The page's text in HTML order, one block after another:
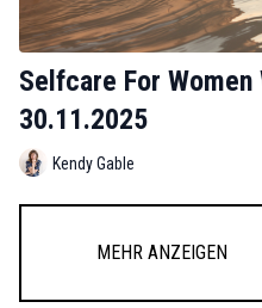
Selfcare For
30.11.2025
Kendy Gable
Mehr anzeigen